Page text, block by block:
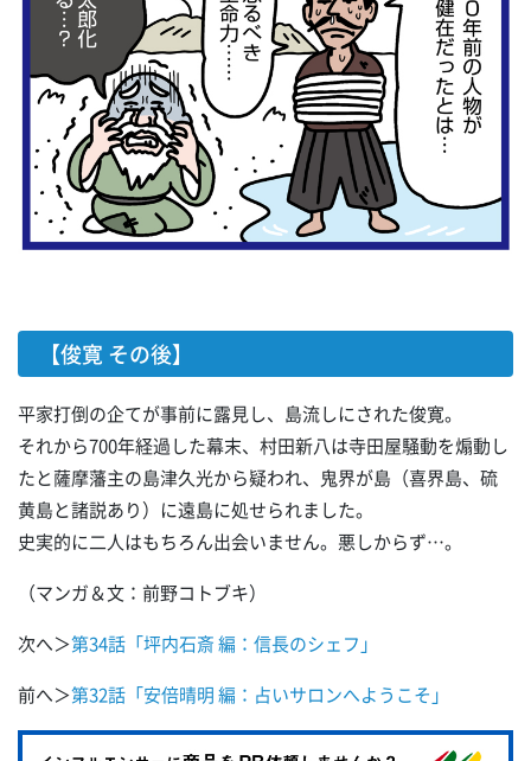
【俊寛 その後】
平家打倒の企てが事前に露見し、島流しにされた俊寛。
それから700年経過した幕末、村田新八は寺田屋騒動を煽動し
たと薩摩藩主の島津久光から疑われ、鬼界が島（喜界島、硫
黄島と諸説あり）に遠島に処せられました。
史実的に二人はもちろん出会いません。悪しからず…。
（マンガ＆文：前野コトブキ）
次へ＞第34話「坪内石斎 編：信長のシェフ」
前へ＞第32話「安倍晴明 編：占いサロンへようこそ」